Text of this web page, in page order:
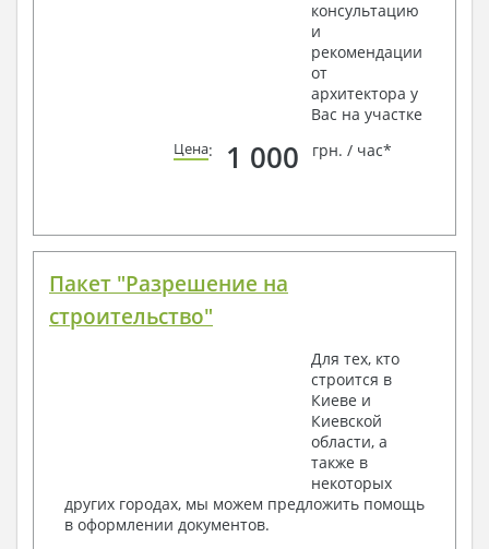
консультацию
и
рекомендации
от
архитектора у
Вас на участке
Цена: 1 000 грн. / час*
Пакет "Разрешение на
строительство"
Для тех, кто
строится в
Киеве и
Киевской
области, а
также в
некоторых
других городах, мы можем предложить помощь
в оформлении документов.